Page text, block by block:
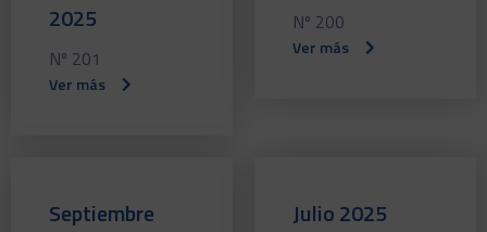
2025
Nº 201
Ver más
Nº 200
Ver más
Septiembre
Julio 2025